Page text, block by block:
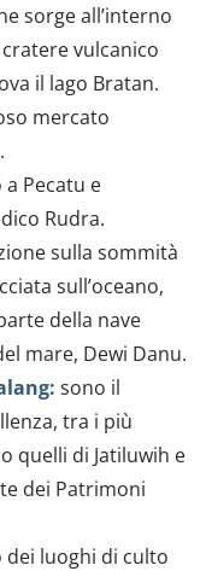
sorge all’interno
vulcanico
il lago Bratan.
mercato
Pecatu e
Rudra.
sulla sommità
sull’oceano,
della nave
mare, Dewi Danu.
sono il
tra i più
quelli di Jatiluwih e
dei Patrimoni
dei luoghi di culto